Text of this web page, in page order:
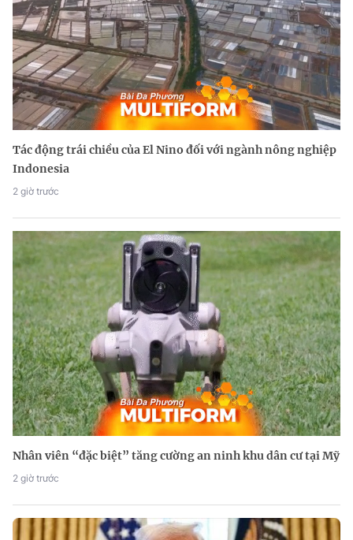
Tác động trái chiều của El Nino đối với ngành nông nghiệp
Indonesia
2 giờ trước
Nhân viên “đặc biệt” tăng cường an ninh khu dân cư tại Mỹ
2 giờ trước